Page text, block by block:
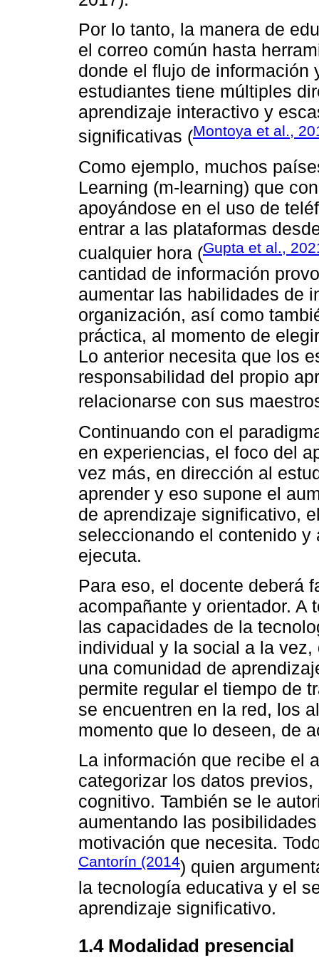
Por lo tanto, la manera de
el correo común hasta
donde el flujo de información
estudiantes tiene múltiples
aprendizaje interactivo y
significativas (Montoya et al.,
Como ejemplo, muchos
Learning (m-learning) que
apoyándose en el uso de
entrar a las plataformas
cualquier hora (Gupta et al.,
cantidad de información
aumentar las habilidades de
organización, así como
práctica, al momento de
Lo anterior necesita que los
responsabilidad del propio
relacionarse con sus
Continuando con el
en experiencias, el foco del
vez más, en dirección al
aprender y eso supone el
de aprendizaje significativo,
seleccionando el contenido
ejecuta.
Para eso, el docente deberá
acompañante y orientador. A
las capacidades de la
individual y la social a la
una comunidad de
permite regular el tiempo de
se encuentren en la red, los
momento que lo deseen, de
La información que recibe el
categorizar los datos
cognitivo. También se le
aumentando las
motivación que necesita.
Cantorín (2014) quien
la tecnología educativa y el
aprendizaje significativo.
1.4 Modalidad presencial